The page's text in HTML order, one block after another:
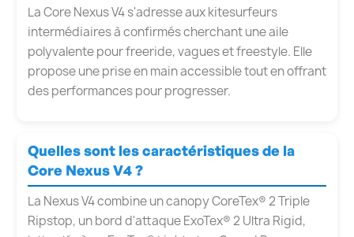
La Core Nexus V4 s'adresse aux kitesurfeurs
intermédiaires à confirmés cherchant une aile
polyvalente pour freeride, vagues et freestyle. Elle
propose une prise en main accessible tout en offrant
des performances pour progresser.
Quelles sont les caractéristiques de la
Core Nexus V4 ?
La Nexus V4 combine un canopy CoreTex® 2 Triple
Ripstop, un bord d'attaque ExoTex® 2 Ultra Rigid,